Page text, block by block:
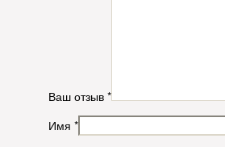
Ваш отзыв *
Имя *